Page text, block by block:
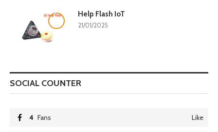
Help Flash IoT
21/01/2025
SOCIAL COUNTER
4 Fans Like